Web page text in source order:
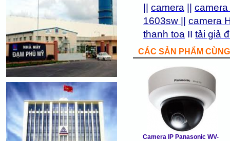
camera
1603sw
camera
thanh toa II tải giả
CÁC SẢN PHẨM
Camera IP Panasonic WV-